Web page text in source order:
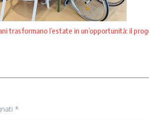
trasformano l’estate in un’opportunità: il
*